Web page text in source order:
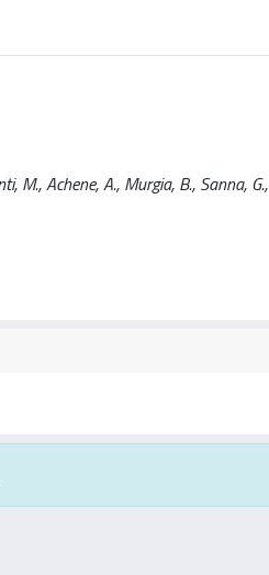
M., Achene, A., Murgia, B., Sanna, G.,